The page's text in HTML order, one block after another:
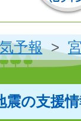
予報
震の支援